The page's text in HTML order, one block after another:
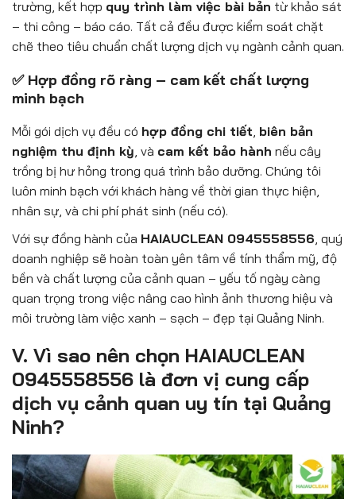
trường, kết hợp quy trình làm việc bài bản từ khảo sát
– thi công – báo cáo. Tất cả đều được kiểm soát chặt
chẽ theo tiêu chuẩn chất lượng dịch vụ ngành cảnh quan.
✅ Hợp đồng rõ ràng – cam kết chất lượng
minh bạch
Mỗi gói dịch vụ đều có hợp đồng chi tiết biên bản
nghiệm thu định kỳ , và cam kết bảo hành nếu cây
trồng bị hư hỏng trong quá trình bảo dưỡng. Chúng tôi
luôn minh bạch với khách hàng về thời gian thực hiện,
nhân sự, và chi phí phát sinh (nếu có).
Với sự đồng hành của HAIAUCLEAN 0945558556 , quý
doanh nghiệp sẽ hoàn toàn yên tâm về tính thẩm mỹ, độ
bền và chất lượng của cảnh quan – yếu tố ngày càng
quan trọng trong việc nâng cao hình ảnh thương hiệu và
môi trường làm việc xanh – sạch – đẹp tại Quảng Ninh.
V. Vì sao nên chọn HAIAUCLEAN
0945558556 là đơn vị cung cấp
dịch vụ cảnh quan uy tín tại Quảng
Ninh?